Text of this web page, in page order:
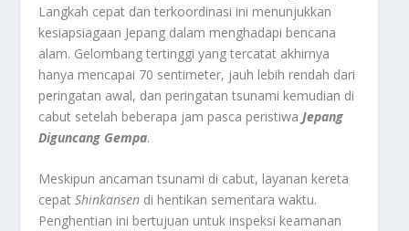
Langkah cepat dan terkoordinasi ini menunjukkan
kesiapsiagaan Jepang dalam menghadapi bencana
alam. Gelombang tertinggi yang tercatat akhirnya
hanya mencapai 70 sentimeter, jauh lebih rendah dari
peringatan awal, dan peringatan tsunami kemudian di
cabut setelah beberapa jam pasca peristiwa Jepang
Diguncang Gempa.
Meskipun ancaman tsunami di cabut, layanan kereta
cepatShinkansen di hentikan sementara waktu.
Penghentian ini bertujuan untuk inspeksi keamanan